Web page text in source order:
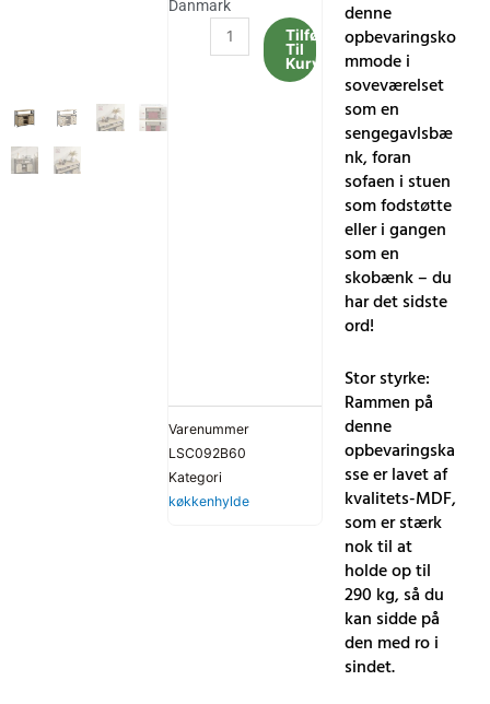
Danmark
Køkkenskab,
Opbevaringsskab,
x
Tilføj
Til
Kurv
Varenummer
LSC092B60
Kategori
køkkenhylde
denne
opbevaringsko
mmode i
soveværelset
som en
sengegavlsbæ
nk, foran
sofaen i stuen
som fodstøtte
eller i gangen
som en
skobænk – du
har det sidste
ord!
Stor styrke:
Rammen på
denne
opbevaringska
sse er lavet af
kvalitets-MDF,
som er stærk
nok til at
holde op til
290 kg, så du
kan sidde på
den med ro i
sindet.